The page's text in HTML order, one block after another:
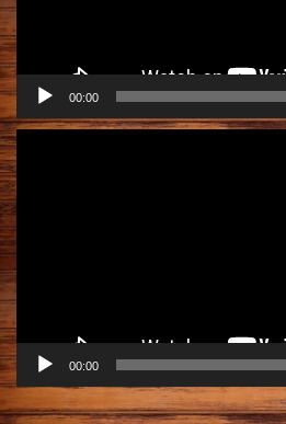
ー
00:00
動
画
プ
レ
ー
ヤ
ー
00:00